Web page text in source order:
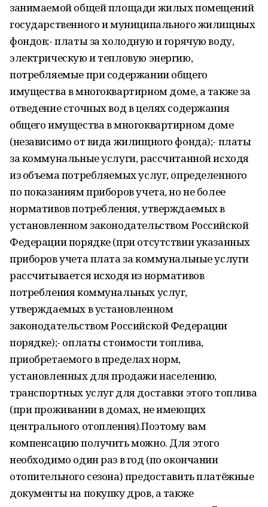
занимаемой общей площади жилых помещений
государственного и муниципального жилищных
фондов;- платы за холодную и горячую воду,
электрическую и тепловую энергию,
потребляемые при содержании общего
имущества в многоквартирном доме, а также за
отведение сточных вод в целях содержания
общего имущества в многоквартирном доме
(независимо от вида жилищного фонда);- платы
за коммунальные услуги, рассчитанной исходя
из объема потребляемых услуг, определенного
по показаниям приборов учета, но не более
нормативов потребления, утверждаемых в
установленном законодательством Российской
Федерации порядке (при отсутствии указанных
приборов учета плата за коммунальные услуги
рассчитывается исходя из нормативов
потребления коммунальных услуг,
утверждаемых в установленном
законодательством Российской Федерации
порядке);- оплаты стоимости топлива,
приобретаемого в пределах норм,
установленных для продажи населению,
транспортных услуг для доставки этого топлива
(при проживании в домах, не имеющих
центрального отопления).Поэтому вам
компенсацию получить можно. Для этого
необходимо один раз в год (по окончании
отопительного сезона) предоставить платёжные
документы на покупку дров, а также